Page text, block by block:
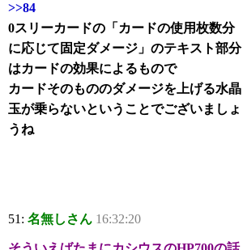
>>84
0スリーカードの「カードの使用枚数分
に応じて固定ダメージ」のテキスト部分
はカードの効果によるもので
カードそのもののダメージを上げる水晶
玉が乗らないということでございましょ
うね
51:名無しさん 16:32:20